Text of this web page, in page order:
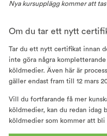
Nya kursupplägg kommer att
Om du tar ett nytt
Tar du ett nytt certifikat innan
inte göra några
köldmedier. Även här är
gäller endast fram till 12 mars
Vill du fortfarande få mer
köldmedier, kan du redan idag
köldmedier som kommer att